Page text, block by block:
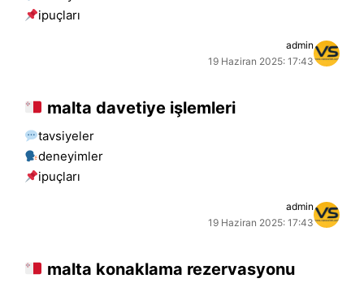
i̇puçları
admin
19 Haziran 2025: 17:43
malta davetiye işlemleri
tavsiyeler
deneyimler
i̇puçları
admin
19 Haziran 2025: 17:43
malta konaklama rezervasyonu